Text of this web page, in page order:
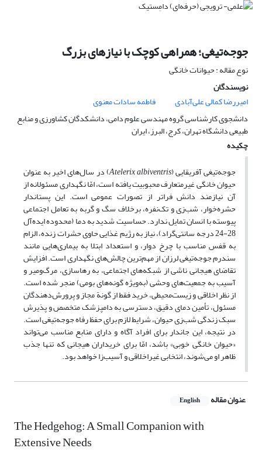
جوجه‌تیغی؛ همراهی کوچک با نیازهای بزرگ
نوع مقاله : حیوانات خانگی
نویسندگان
امیررضا کمالی علی‌آبادی
فاطمه سادات معنوی
دانشجوی کارشناسی گروه مهندسی علوم دامی، دانشکدگان کشاورزی و منابع
طبیعی دانشگاه تهران، کرج، البرز، ایران
چکیده
جوجه‌تیغی آفریقایی (Atelerix albiventris) در سال‌های اخیر به عنوان
حیوان خانگی غیرمتعارف محبوبیت یافته است، امّا نگهداری مسئولانه از
آن نیازمند دانش فراتر از تصورات عمومی است. این پستاندار
حشره‌خوار، شب‌زی و تک‌نفره، برخلاف سگ و گربه به تعامل اجتماعی
پیوسته با انسان تمایل ندارد. حساسیت شدید به دما (محدوده ایده‌آل
28-24 درجه سانتی‌گراد)، نیاز به رژیم غذایی حاوی حشرات زنده، الزام
به قفس مناسب با چرخ دوار، و استعداد ابتلا به بیماری‌هایی مانند
سندرم جوجه‌تیغی لرزان از مهم‌ترین چالش‌های نگهداری است. افزایش
تقاضای هیجانی ناشی از شبکه‌های اجتماعی، به رهاسازی، مرگ‌ومیر و
آسیب به جمعیت‌های وحشی (به‌ویژه گونه‌های بومی) منجر شده است.
از نظر اخلاقی و زیست‌محیطی، خرید فقط از گونة مجاز و پرورش‌دهندگان
مسئول، تأمین دمای دقیق، دسترسی به دامپزشک متخصص و پذیرش
سبک زندگی شب‌زی حیوان، شرایط لازم برای حفظ رفاه جوجه‌تیغی است.
در نتیجه، این جاندار برای افراد آگاه و دارای منابع مناسب می‌تواند
«حیوان خانگی خوبی» باشد، امّا برای خریداران هیجانی‌ که تنها جذب
ظاهر او می‌شوند، انتخابی غیراخلاقی و آسیب‌زا خواهد بود.
عنوان مقاله English
The Hedgehog: A Small Companion with
Extensive Needs